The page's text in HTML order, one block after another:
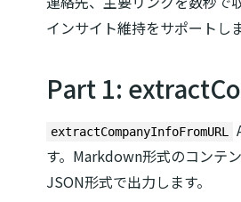
インサイト維持をサポートしま
Part 1:
extractCompanyInfoFromURL
す。Markdown形式のコンテ
JSON形式で出力します。